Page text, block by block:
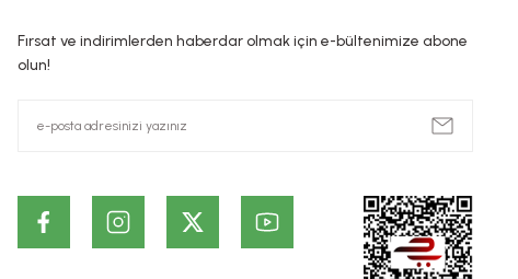
ürünlerin cildin alt tabakalarında ve kalıcı olarak etki ettiği iddia
dayanmaktadır. Bu bilgiler ürünlerin vaad edilen etkilerinin kesin
Fırsat ve indirimlerden haberdar olmak için e-bültenimize abone
olun!